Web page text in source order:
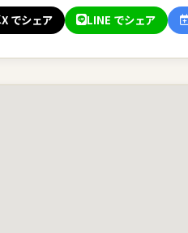
X でシェア LINE でシェア